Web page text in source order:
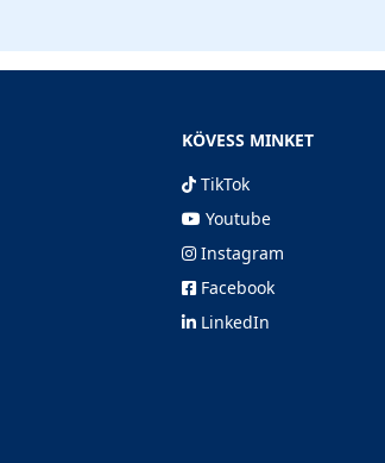
KÖVESS MINKET
TikTok
Youtube
Instagram
Facebook
LinkedIn